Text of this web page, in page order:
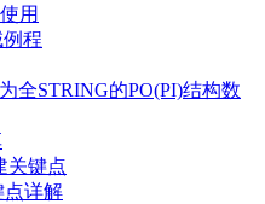
用
程
全STRING的PO(PI)结构数
关键点
点详解